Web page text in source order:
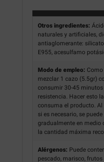
Otros ingredientes:
naturales y artificiales,
antiaglomerante:
E955, acesulfamo
Modo de empleo:
mezclar 1 cazo (5.5gr)
consumir 30-45
resistencia. Hacer esto
consuma el producto.
si es necesario, se
gradualmente en medio
la cantidad máxima
Alérgenos: Puede
pescado, marisco,